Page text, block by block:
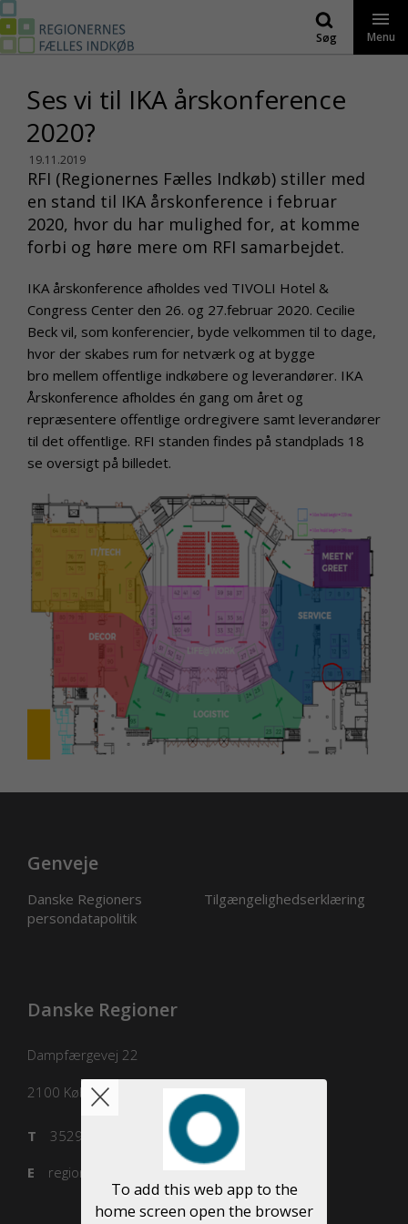
Gå
til
indhold
Søg Menu
Ses vi til IKA årskonference
2020?
19.11.2019
RFI (Regionernes Fælles Indkøb) stiller med
en stand til IKA årskonference i februar
2020, hvor du har mulighed for, at komme
forbi og høre mere om RFI samarbejdet.
IKA årskonference afholdes ved TIVOLI Hotel &
Congress Center den 26. og 27.februar 2020. Cecilie
Beck vil, som konferencier, byde velkommen til to dage,
hvor der skabes rum for netværk og at bygge
bro mellem offentlige indkøbere og leverandører. IKA
Årskonference afholdes én gang om året og
repræsentere offentlige ordregivere samt leverandører
til det offentlige. RFI standen findes på standplads 18
se oversigt på billedet.
Genveje
Danske Regioners
persondatapolitik
Tilgængelighedserklæring
Danske Regioner
Dampfærgevej 22
2100 København Ø
3529 8100
T
regioner@regioner.dk
E
To add this web app to the
home screen open the browser